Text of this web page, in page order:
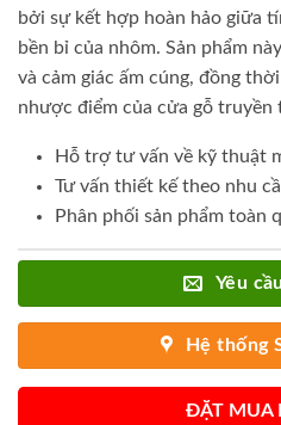
bởi sự kết hợp hoàn hảo giữa
bền bỉ của nhôm. Sản phẩm
và cảm giác ấm cúng, đồng
nhược điểm của cửa gỗ truyền
Hỗ trợ tư vấn về kỹ thuật
Tư vấn thiết kế theo nhu
Phân phối sản phẩm toàn
Yêu
Hệ thống
ĐẶT MUA